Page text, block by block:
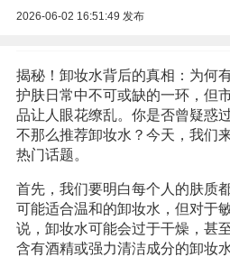
2026-06-02 16:51:49 发布
揭秘！卸妆水背后的真相：为何
护肤日常中不可或缺的一环，但
品让人眼花缭乱。你是否曾疑惑
不那么推荐卸妆水？今天，我们
热门话题。
首先，我们要明白每个人的肤质
可能适合温和的卸妆水，但对于
说，卸妆水可能会过于干燥，甚
含有酒精或强力清洁成分的卸妆